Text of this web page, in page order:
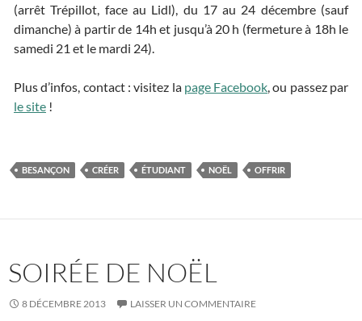
(arrêt Trépillot, face au Lidl), du 17 au 24 décembre (sauf
dimanche) à partir de 14h et jusqu’à 20 h (fermeture à 18h le
samedi 21 et le mardi 24).
Plus d’infos, contact : visitez la page Facebook , ou passez par
le site !
BESANÇON CRÉER ÉTUDIANT NOËL OFFRIR
SOIRÉE DE NOËL
8 DÉCEMBRE 2013 LAISSER UN COMMENTAIRE